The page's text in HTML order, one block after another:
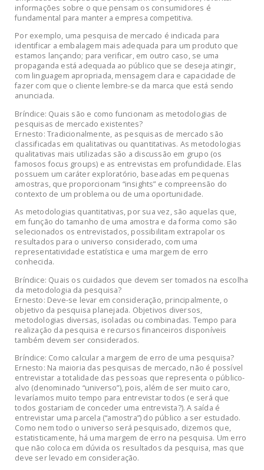
informações sobre o que pensam os consumidores é
fundamental para manter a empresa competitiva.
Por exemplo, uma pesquisa de mercado é indicada para
identificar a embalagem mais adequada para um produto que
estamos lançando; para verificar, em outro caso, se uma
propaganda está adequada ao público que se deseja atingir,
com linguagem apropriada, mensagem clara e capacidade de
fazer com que o cliente lembre-se da marca que está sendo
anunciada.
Bríndice: Quais são e como funcionam as metodologias de
pesquisas de mercado existentes?
Ernesto: Tradicionalmente, as pesquisas de mercado são
classificadas em qualitativas ou quantitativas. As metodologias
qualitativas mais utilizadas são a discussão em grupo (os
famosos focus groups) e as entrevistas em profundidade. Elas
possuem um caráter exploratório, baseadas em pequenas
amostras, que proporcionam “insights” e compreensão do
contexto de um problema ou de uma oportunidade.
As metodologias quantitativas, por sua vez, são aquelas que,
em função do tamanho de uma amostra e da forma como são
selecionados os entrevistados, possibilitam extrapolar os
resultados para o universo considerado, com uma
representatividade estatística e uma margem de erro
conhecida.
Bríndice: Quais os cuidados que devem ser tomados na escolha
da metodologia da pesquisa?
Ernesto: Deve-se levar em consideração, principalmente, o
objetivo da pesquisa planejada. Objetivos diversos,
metodologias diversas, isoladas ou combinadas. Tempo para
realização da pesquisa e recursos financeiros disponíveis
também devem ser considerados.
Bríndice: Como calcular a margem de erro de uma pesquisa?
Ernesto: Na maioria das pesquisas de mercado, não é possível
entrevistar a totalidade das pessoas que representa o público-
alvo (denominado “universo”), pois, além de ser muito caro,
levaríamos muito tempo para entrevistar todos (e será que
todos gostariam de conceder uma entrevista?). A saída é
entrevistar uma parcela (“amostra”) do público a ser estudado.
Como nem todo o universo será pesquisado, dizemos que,
estatisticamente, há uma margem de erro na pesquisa. Um erro
que não coloca em dúvida os resultados da pesquisa, mas que
deve ser levado em consideração.